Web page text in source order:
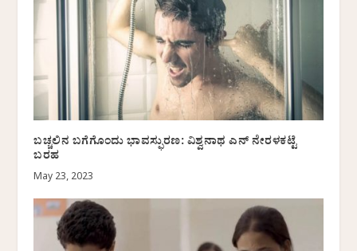
ಬಚ್ಚಲಿನ ಬಗೆಗೊಂದು ಭಾವಸ್ಫುರಣ: ವಿಶ್ವನಾಥ ಎನ್‌ ನೇರಳಕಟ್ಟೆ
ಬರಹ
May 23, 2023